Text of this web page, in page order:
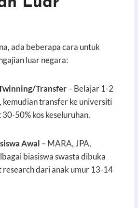
ada beberapa cara untuk
luar negara:
Transfer– Belajar 1-2
kemudian transfer ke universiti
50% kos keseluruhan.
Awal – MARA, JPA,
biasiswa swasta dibuka
research dari anak umur 13-14